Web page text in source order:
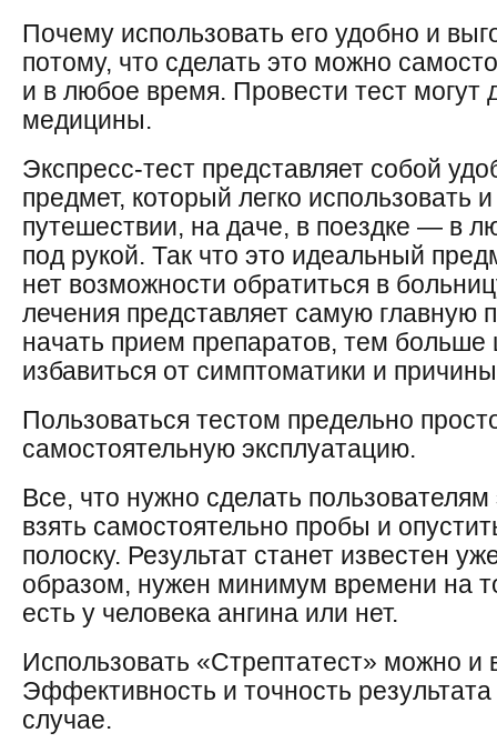
Почему использовать его удобно и
потому, что сделать это можно
и в любое время. Провести тест могут
медицины.
Экспресс-тест представляет собой
предмет, который легко использовать
путешествии, на даче, в поездке — в
под рукой. Так что это идеальный
нет возможности обратиться в
лечения представляет самую
начать прием препаратов, тем
избавиться от симптоматики и
Пользоваться тестом предельно
самостоятельную эксплуатацию.
Все, что нужно сделать
взять самостоятельно пробы и
полоску. Результат станет известен
образом, нужен минимум времени на
есть у человека ангина или нет.
Использовать «Стрептатест» можно и
Эффективность и точность
случае.